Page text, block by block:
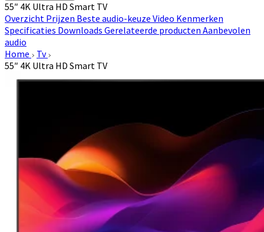
55″ 4K Ultra HD Smart TV
Overzicht Prijzen Beste audio-keuze Video Kenmerken
Specificaties Downloads Gerelateerde producten Aanbevolen
audio
Home
Tv
55″ 4K Ultra HD Smart TV